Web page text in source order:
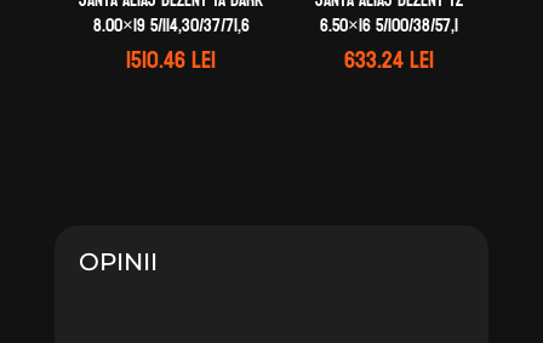
8.00×19 5/114,30/37/71,6
1510.46lei
6.50×16 5/100/38/57,1
633.24lei
OPINII